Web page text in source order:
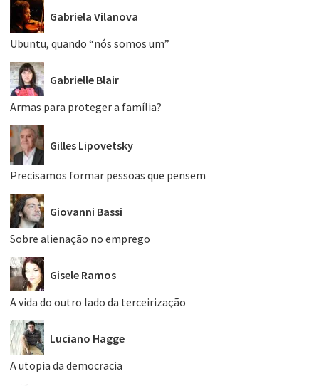
Gabriela Vilanova
Ubuntu, quando “nós somos um”
Gabrielle Blair
Armas para proteger a família?
Gilles Lipovetsky
Precisamos formar pessoas que pensem
Giovanni Bassi
Sobre alienação no emprego
Gisele Ramos
A vida do outro lado da terceirização
Luciano Hagge
A utopia da democracia